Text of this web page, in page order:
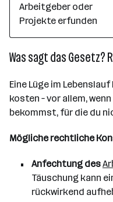
Arbeitgeber oder
Projekte erfunden
Was sagt das Gesetz?
Eine Lüge im
kosten – vor allem,
bekommst, für die du
Mögliche rechtliche
Anfechtung des
Täuschung kann
rückwirkend